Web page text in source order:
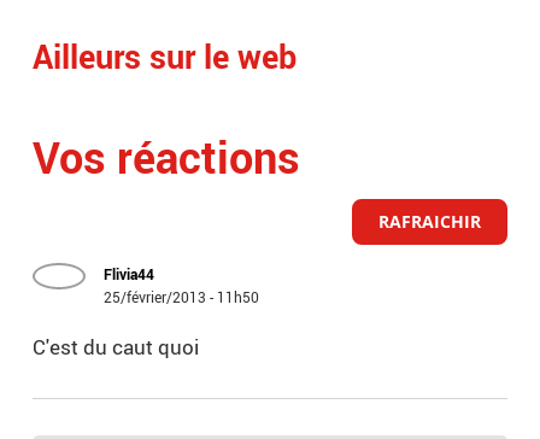
Ailleurs sur le web
Vos réactions
RAFRAICHIR
Flivia44
25/février/2013 - 11h50
C'est du caut quoi